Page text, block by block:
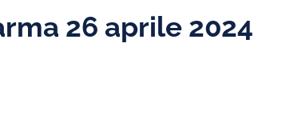
26 aprile 2024